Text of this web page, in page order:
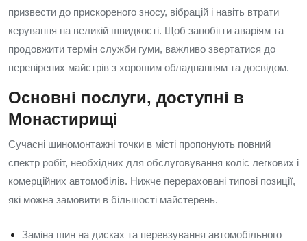
призвести до прискореного зносу, вібрацій і навіть втрати
керування на великій швидкості. Щоб запобігти аваріям та
продовжити термін служби гуми, важливо звертатися до
перевірених майстрів з хорошим обладнанням та досвідом.
Основні послуги, доступні в
Монастирищі
Сучасні шиномонтажні точки в місті пропонують повний
спектр робіт, необхідних для обслуговування коліс легкових і
комерційних автомобілів. Нижче перераховані типові позиції,
які можна замовити в більшості майстерень.
Заміна шин на дисках та перевзування автомобільного